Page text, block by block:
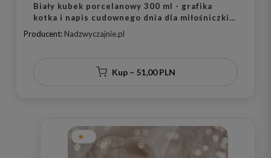
Biały kubek porcelanowy 300 ml - grafika
kotka i napis cudownego dnia dla miłośniczki
kotów na urodziny
Producent: Nadzwyczajnie.pl
Kup – 51,00 PLN